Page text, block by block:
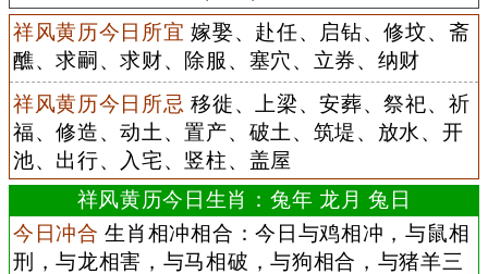
祥风黄历今日所宜 嫁娶、赴任、启钻、修坟、斋
醮、求嗣、求财、除服、塞穴、立券、纳财
祥风黄历今日所忌 移徙、上梁、安葬、祭祀、祈
福、修造、动土、置产、破土、筑堤、放水、开
池、出行、入宅、竖柱、盖屋
祥风黄历今日生肖：兔年 龙月 兔日
今日冲合 生肖相冲相合：今日与鸡相冲，与鼠相
刑，与龙相害，与马相破，与狗相合，与猪羊三